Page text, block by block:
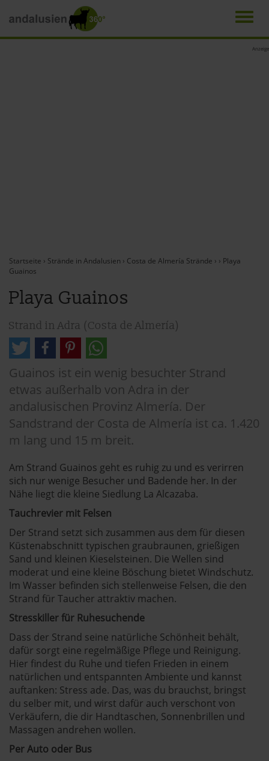
Anzeige
Startseite › Strände in Andalusien › Costa de Almería Strände › › Playa
Guainos
Playa Guainos
Strand in Adra (Costa de Almería)
Guainos ist ein wenig besuchter Strand
etwas außerhalb von Adra in der
andalusischen Provinz Almería. Der
Sandstrand der Costa de Almería ist ca. 1.420
m lang und 15 m breit.
Am Strand Guainos geht es ruhig zu und es verirren
sich nur wenige Besucher und Badende her. In der
Nähe liegt die kleine Siedlung La Alcazaba.
Tauchrevier mit Felsen
Der Strand setzt sich zusammen aus dem für diesen
Küstenabschnitt typischen graubraunen, grießigen
Sand und kleinen Kieselsteinen. Die Wellen sind
moderat und eine kleine Böschung bietet Windschutz.
Im Wasser befinden sich stellenweise Felsen, die den
Strand für Taucher attraktiv machen.
Stresskiller für Ruhesuchende
Dass der Strand seine natürliche Schönheit behält,
dafür sorgt eine regelmäßige Pflege und Reinigung.
Hier findest du Ruhe und tiefen Frieden in einem
natürlichen und entspannten Ambiente und kannst
auftanken: Stress ade. Das, was du brauchst, bringst
du selber mit, und wirst dafür auch verschont von
Verkäufern, die dir Handtaschen, Sonnenbrillen und
Massagen andrehen wollen.
Per Auto oder Bus